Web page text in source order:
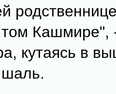
Кашмире",
кутаясь в